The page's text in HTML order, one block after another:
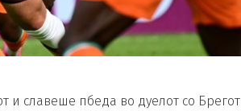
и славеше пбеда во дуелот со Брегот